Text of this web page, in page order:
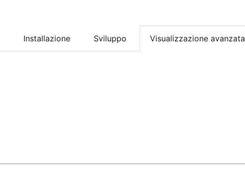
Installazione Sviluppo Visualizzazione avanzata